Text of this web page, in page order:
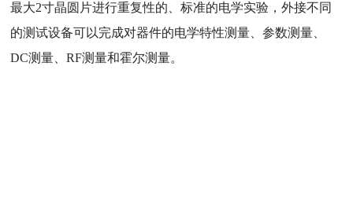
最大2寸晶圆片进行重复性的、标准的电学实验，外接不同
的测试设备可以完成对器件的电学特性测量、参数测量、
DC测量、RF测量和霍尔测量。